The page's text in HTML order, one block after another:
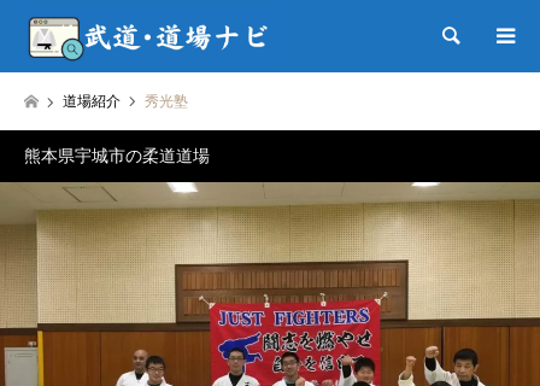
検索
道場紹介 秀光塾
熊本県宇城市の柔道道場